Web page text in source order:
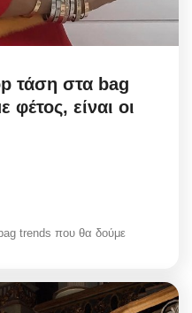
τάση στα bag
είναι οι
trends που θα δούμε